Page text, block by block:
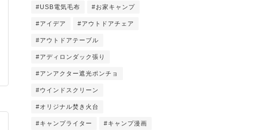
#USB電気毛布 #お家キャンプ
#アイデア #アウトドアチェア
#アウトドアテーブル
#アディロンダック張り
#アンアクター遮光ポンチョ
#ウインドスクリーン
#オリジナル焚き火台
#キャンプライター #キャンプ漫画